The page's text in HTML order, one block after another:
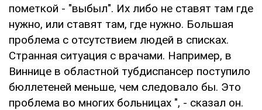
пометкой - "выбыл". Их либо не ставят там где
нужно, или ставят там, где нужно. Большая
проблема с отсутствием людей в списках.
Странная ситуация с врачами. Например, в
Виннице в областной тубдиспансер поступило
бюллетеней меньше, чем следовало бы. Это
проблема во многих больницах ", - сказал он.